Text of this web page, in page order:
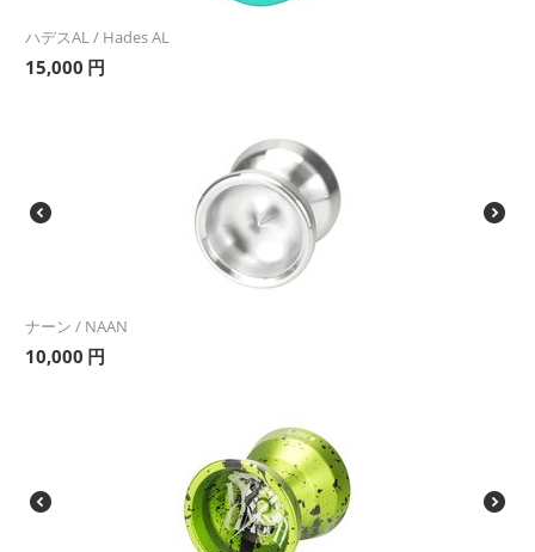
ハデスAL / Hades AL
15,000 円
ナーン / NAAN
10,000 円